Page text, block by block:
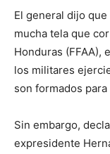
El general dijo
mucha tela que
Honduras (FFAA),
los militares
son formados para
Sin embargo,
expresidente